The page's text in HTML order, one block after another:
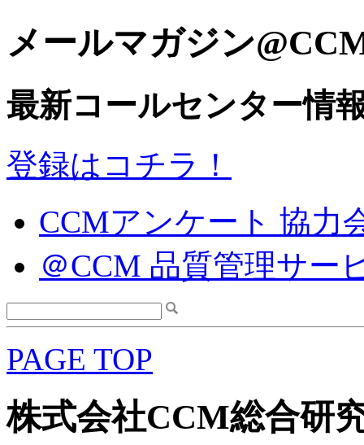
メールマガジン
最新コールセンター情
登録はコチラ！
CCMアンケート 協力
＠CCM 品質管理サー
PAGE TOP
株式会社CCM総合研